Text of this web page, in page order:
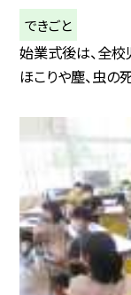
できごと
始業式後は、全
ほこりや塵、虫の